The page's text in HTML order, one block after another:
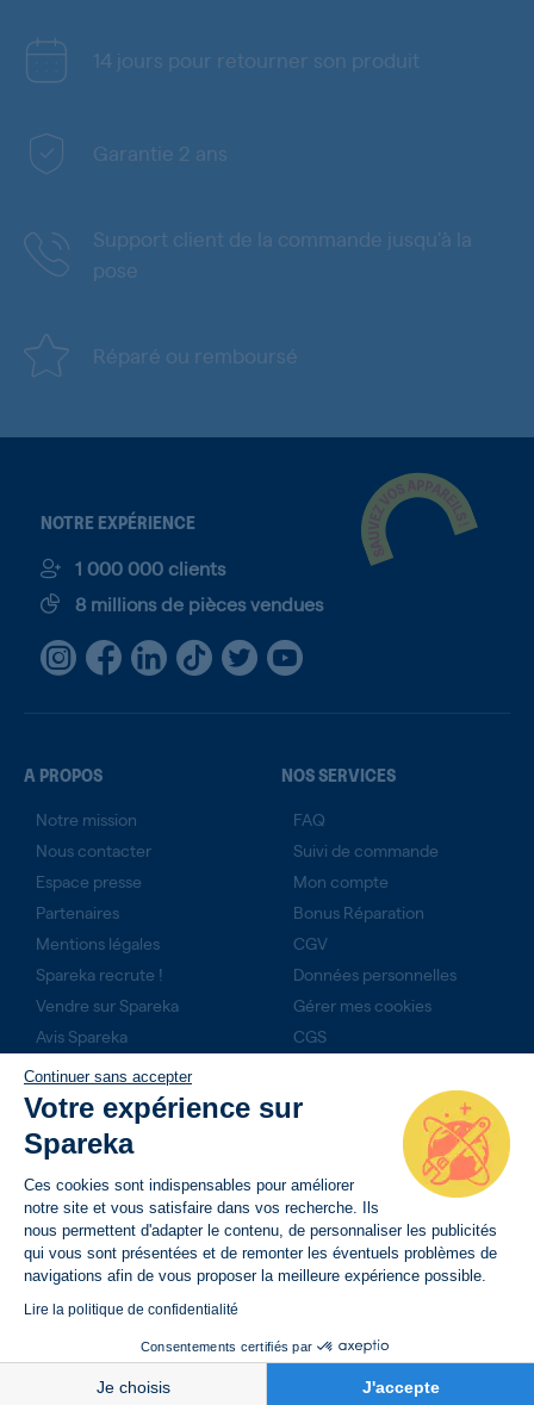
Continuer sans accepter
Votre expérience sur
Spareka
Ces cookies sont indispensables pour améliorer
notre site et vous satisfaire dans vos recherche. Ils
nous permettent d'adapter le contenu, de personnaliser les publicités
qui vous sont présentées et de remonter les éventuels problèmes de
navigations afin de vous proposer la meilleure expérience possible.
Lire la politique de confidentialité
Consentements certifiés par
Je choisis J'accepte
4,65 € AJOUTER AU PANIER
14 jours pour retourner son produit
Garantie 2 ans
Support client de la commande jusqu'à la
pose
Réparé ou remboursé
NOTRE EXPÉRIENCE
1 000 000 clients
8 millions de pièces vendues
A PROPOS
Notre mission
Nous contacter
Espace presse
Partenaires
Mentions légales
Spareka recrute !
Vendre sur Spareka
Avis Spareka
Technicien expert ?
Rejoignez-nous
Produits du mois
NOS SERVICES
FAQ
Suivi de commande
Mon compte
Bonus Réparation
CGV
Données personnelles
Gérer mes cookies
CGS
NOS ENGAGEMENTS
14 jours pour retourner son produit
Livraison rapide avec suivi de commande